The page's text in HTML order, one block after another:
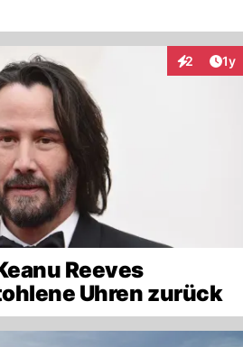
2 1y
Reeves
Uhren zurück